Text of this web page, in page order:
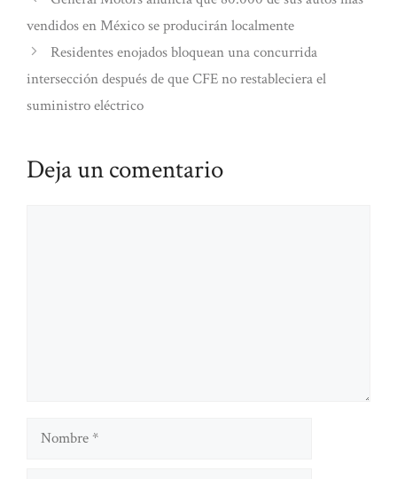
vendidos en México se producirán localmente
Residentes enojados bloquean una concurrida
intersección después de que CFE no restableciera el
suministro eléctrico
Deja un comentario
Nombre